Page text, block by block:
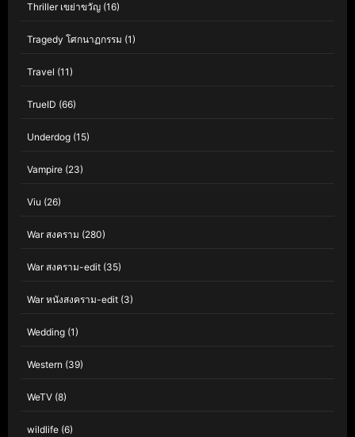
Thriller เขย่าขวัญ (16)
Tragedy โศกนาฏกรรม (1)
Travel (11)
TrueID (66)
Underdog (15)
Vampire (23)
Viu (26)
War สงคราม (280)
War สงคราม-edit (35)
War หนังสงคราม-edit (3)
Wedding (1)
Western (39)
WeTV (8)
wildlife (6)